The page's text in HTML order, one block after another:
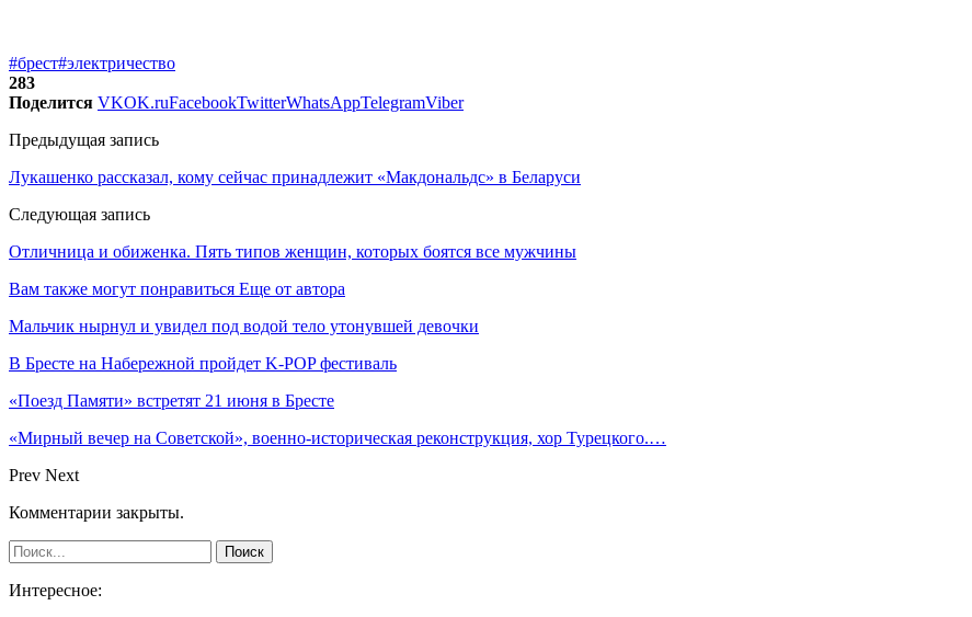
#брест#электричество
283
Поделится VKOK.ruFacebookTwitterWhatsAppTelegramViber
Предыдущая запись
Лукашенко рассказал, кому сейчас принадлежит «Макдональдс» в Беларуси
Следующая запись
Отличница и обиженка. Пять типов женщин, которых боятся все мужчины
Вам также могут понравиться Еще от автора
Мальчик нырнул и увидел под водой тело утонувшей девочки
В Бресте на Набережной пройдет K-POP фестиваль
«Поезд Памяти» встретят 21 июня в Бресте
«Мирный вечер на Советской», военно-историческая реконструкция, хор Турецкого.…
Prev Next
Комментарии закрыты.
Интересное: